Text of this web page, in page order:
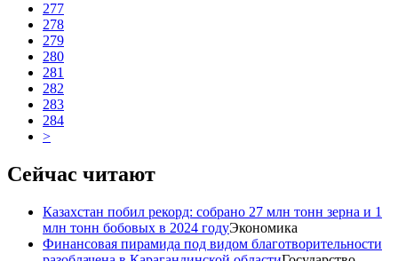
277
278
279
280
281
282
283
284
>
Сейчас читают
Казахстан побил рекорд: собрано 27 млн тонн зерна и 1
млн тонн бобовых в 2024 годуЭкономика
Финансовая пирамида под видом благотворительности